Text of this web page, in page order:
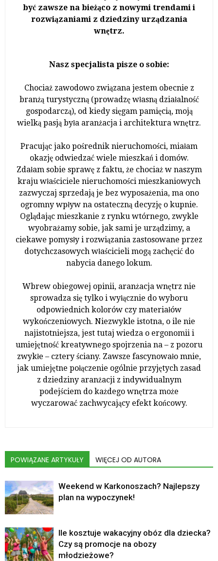
być zawsze na bieżąco z nowymi trendami i
rozwiązaniami z dziedziny urządzania
wnętrz.
Nasz specjalista pisze o sobie:
Chociaż zawodowo związana jestem obecnie z
branżą turystyczną (prowadzę własną działalność
gospodarczą), od kiedy sięgam pamięcią, moją
wielką pasją była aranżacja i architektura wnętrz.
Pracując jako pośrednik nieruchomości, miałam
okazję odwiedzać wiele mieszkań i domów.
Zdałam sobie sprawę z faktu, że chociaż w naszym
kraju właściciele nieruchomości mieszkaniowych
zazwyczaj sprzedają je bez wyposażenia, ma ono
ogromny wpływ na ostateczną decyzję o kupnie.
Oglądając mieszkanie z rynku wtórnego, zwykle
wyobrażamy sobie, jak sami je urządzimy, a
ciekawe pomysły i rozwiązania zastosowane przez
dotychczasowych właścicieli mogą zachęcić do
nabycia danego lokum.
Wbrew obiegowej opinii, aranżacja wnętrz nie
sprowadza się tylko i wyłącznie do wyboru
odpowiednich kolorów czy materiałów
wykończeniowych. Niezwykle istotna, o ile nie
najistotniejsza, jest tutaj wiedza o ergonomii i
umiejętność kreatywnego spojrzenia na – z pozoru
zwykłe – cztery ściany. Zawsze fascynowało mnie,
jak umiejętne połączenie ogólnie przyjętych zasad
z dziedziny aranżacji z indywidualnym
podejściem do każdego wnętrza może
wyczarować zachwycający efekt końcowy.
POWIĄZANE ARTYKUŁY WIĘCEJ OD AUTORA
Weekend w Karkonoszach? Najlepszy
plan na wypoczynek!
Ile kosztuje wakacyjny obóz dla dziecka?
Czy są promocje na obozy
młodzieżowe?